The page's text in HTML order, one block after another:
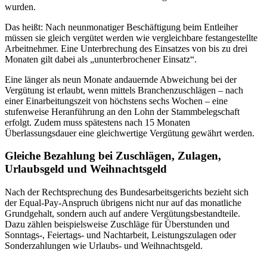
wurden.
Das heißt: Nach neunmonatiger Beschäftigung beim Entleiher
müssen sie gleich vergütet werden wie vergleichbare festangestellte
Arbeitnehmer. Eine Unterbrechung des Einsatzes von bis zu drei
Monaten gilt dabei als „ununterbrochener Einsatz“.
Eine länger als neun Monate andauernde Abweichung bei der
Vergütung ist erlaubt, wenn mittels Branchenzuschlägen – nach
einer Einarbeitungszeit von höchstens sechs Wochen – eine
stufenweise Heranführung an den Lohn der Stammbelegschaft
erfolgt. Zudem muss spätestens nach 15 Monaten
Überlassungsdauer eine gleichwertige Vergütung gewährt werden.
Gleiche Bezahlung bei Zuschlägen, Zulagen,
Urlaubsgeld und Weihnachtsgeld
Nach der Rechtsprechung des Bundesarbeitsgerichts bezieht sich
der Equal-Pay-Anspruch übrigens nicht nur auf das monatliche
Grundgehalt, sondern auch auf andere Vergütungsbestandteile.
Dazu zählen beispielsweise Zuschläge für Überstunden und
Sonntags-, Feiertags- und Nachtarbeit, Leistungszulagen oder
Sonderzahlungen wie Urlaubs- und Weihnachtsgeld.